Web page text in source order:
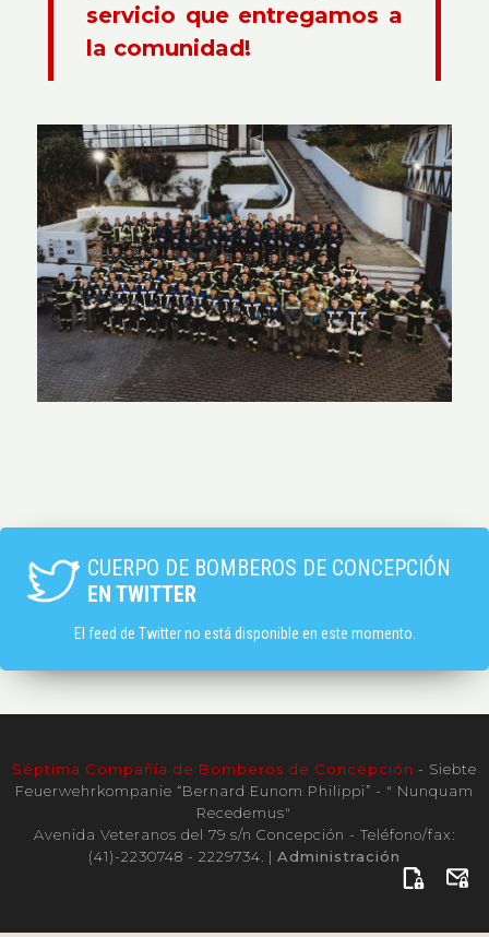
servicio que entregamos a
la comunidad!
CUERPO DE BOMBEROS DE CONCEPCIÓN
EN TWITTER
El feed de Twitter no está disponible en este momento.
Séptima Compañía de Bomberos de Concepción - Siebte
Feuerwehrkompanie “Bernard Eunom Philippi” - " Nunquam
Recedemus"
Avenida Veteranos del 79 s/n Concepción - Teléfono/fax:
(41)-2230748 - 2229734. | Administración